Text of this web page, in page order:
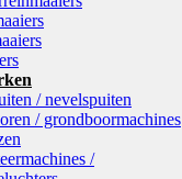
/ nevelspuiten
/ grondboormachines
/